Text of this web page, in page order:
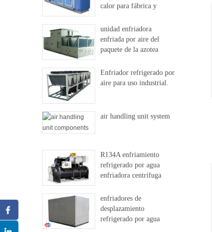
calor para fábrica y
unidad enfriadora
enfriada por aire del
paquete de la azotea
Enfriador refrigerado por
aire para uso industrial.
air handling unit system
R134A enfriamiento
refrigerado por agua
enfriadora centrífuga
enfriadores de
desplazamiento
refrigerado por agua